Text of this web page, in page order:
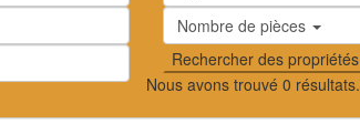
Nombre de pièces
Nous avons trouvé 0 résultats.